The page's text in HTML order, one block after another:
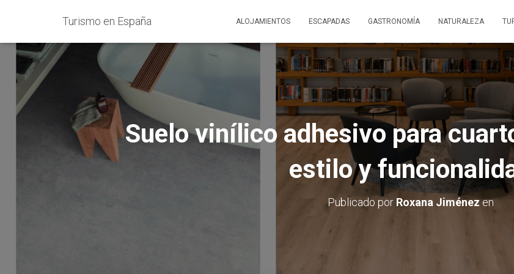
Turismo en España ALOJAMIENTOS ESCAPADAS GASTRONOMÍA NATURALEZA
Suelo vinílico adhesivo para
estilo y
Publicado por Roxana Jiménezen